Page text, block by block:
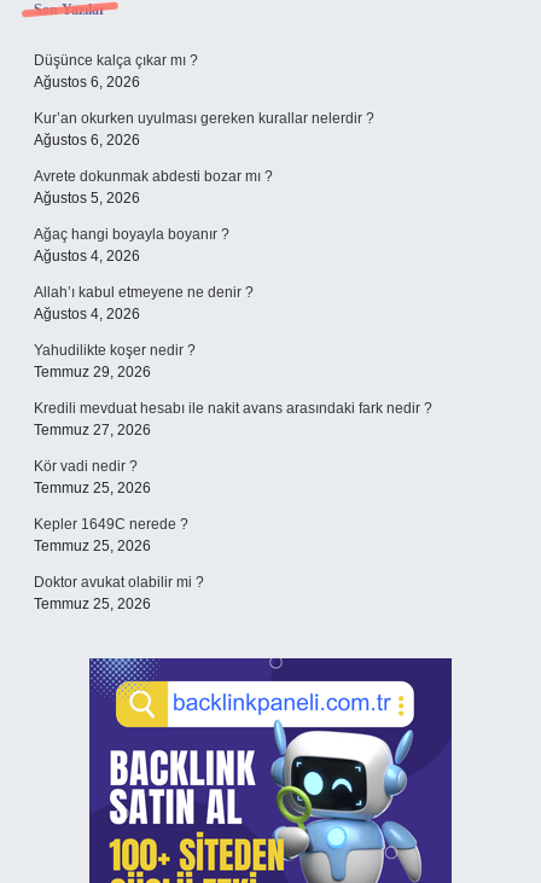
Sidebar
Son Yazılar
Düşünce kalça çıkar mı ?
Ağustos 6, 2026
Kur’an okurken uyulması gereken kurallar nelerdir ?
Ağustos 6, 2026
Avrete dokunmak abdesti bozar mı ?
Ağustos 5, 2026
Ağaç hangi boyayla boyanır ?
Ağustos 4, 2026
Allah’ı kabul etmeyene ne denir ?
Ağustos 4, 2026
Yahudilikte koşer nedir ?
Temmuz 29, 2026
Kredili mevduat hesabı ile nakit avans arasındaki fark nedir ?
Temmuz 27, 2026
Kör vadi nedir ?
Temmuz 25, 2026
Kepler 1649C nerede ?
Temmuz 25, 2026
Doktor avukat olabilir mi ?
Temmuz 25, 2026